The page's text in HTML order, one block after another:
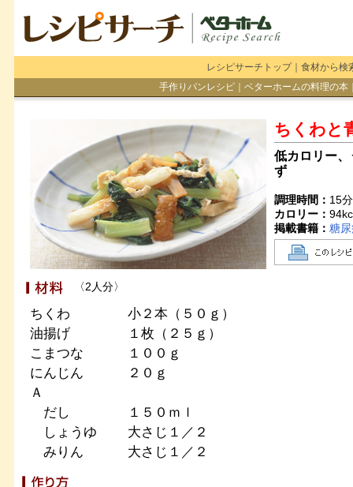
レシピサーチトップ｜ 食材から検
手作りパンレシピ
ベターホームの料理の本
ちくわと
低カロリー
ず
調理時間： 15
カロリー： 94
掲載書籍： 糖
〈2人分〉
ちくわ
小２本（５０ｇ）
油揚げ
１枚（２５ｇ）
こまつな
１００ｇ
にんじん
２０ｇ
Ａ
だし
１５０ｍｌ
しょうゆ
大さじ１／２
みりん
大さじ１／２